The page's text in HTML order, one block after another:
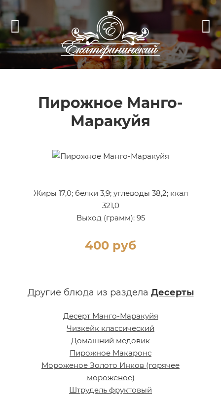
Пирожное Манго-
Маракуйя
Жиры 17,0; белки 3,9; углеводы 38,2; ккал
321,0
Выход (грамм): 95
400 руб
Другие блюда из раздела Десерты
Десерт Манго-Маракуйя
Чизкейк классический
Домашний медовик
Пирожное Макаронс
Мороженое Золото Инков (горячее
мороженое)
Штрудель фруктовый